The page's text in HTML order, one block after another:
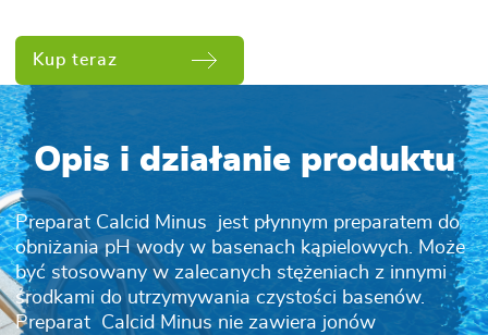
Kup teraz
Opis i działanie produktu
Preparat Calcid Minus jest płynnym preparatem do
obniżania pH wody w basenach kąpielowych. Może
być stosowany w zalecanych stężeniach z innymi
środkami do utrzymywania czystości basenów.
Preparat Calcid Minus nie zawiera jonów